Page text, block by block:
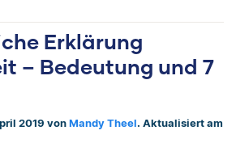
Erklärung
– Bedeutung und 7
2019 von Mandy Theel. Aktualisiert am